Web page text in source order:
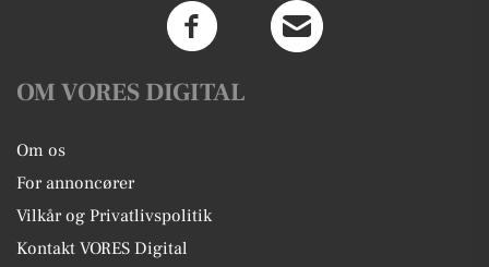
OM VORES DIGITAL
Om os
For annoncører
Vilkår og Privatlivspolitik
Kontakt VORES Digital